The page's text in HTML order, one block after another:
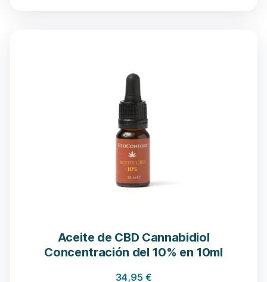
Aceite de CBD Cannabidiol
Concentración del 10% en 10ml
34,95 €